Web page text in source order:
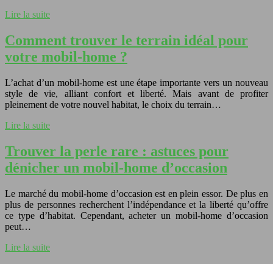
Lire la suite
Comment trouver le terrain idéal pour
votre mobil-home ?
L’achat d’un mobil-home est une étape importante vers un nouveau
style de vie, alliant confort et liberté. Mais avant de profiter
pleinement de votre nouvel habitat, le choix du terrain…
Lire la suite
Trouver la perle rare : astuces pour
dénicher un mobil-home d’occasion
Le marché du mobil-home d’occasion est en plein essor. De plus en
plus de personnes recherchent l’indépendance et la liberté qu’offre
ce type d’habitat. Cependant, acheter un mobil-home d’occasion
peut…
Lire la suite